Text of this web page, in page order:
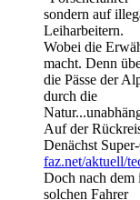
sondern auf
Leiharbeitern.
Wobei die
macht. Denn
die Pässe der
durch die
Auf der
Denächst
faz.net/aktuell/
Doch nach dem
solchen Fahrer